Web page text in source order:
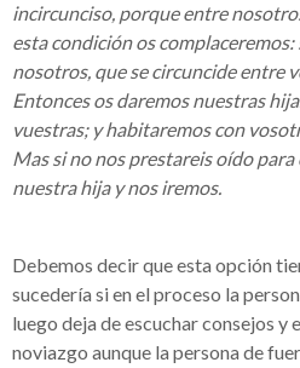
incircunciso, porque entre
esta condición os complaceremos:
nosotros, que se circuncide entre
Entonces os daremos nuestras
vuestras; y habitaremos con
Mas si no nos prestareis oído
nuestra hija y nos iremos.
Debemos decir que esta opción
sucedería si en el proceso la
luego deja de escuchar consejos y
noviazgo aunque la persona de